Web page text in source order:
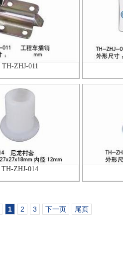
TH-ZHJ-011
TH-ZHJ-014
1 2 3 下一页 尾页